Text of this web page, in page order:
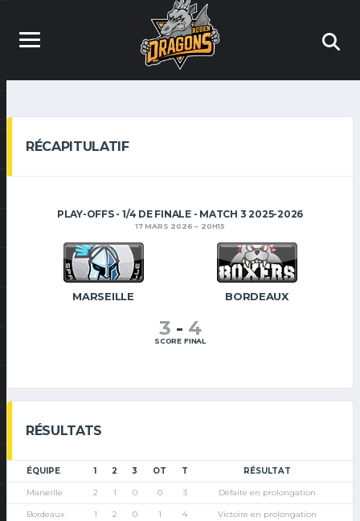
RÉCAPITULATIF
PLAY-OFFS - 1/4 DE FINALE - MATCH 3 2025-2026
17 MARS 2026 20H15
MARSEILLE BORDEAUX
3 - 4
SCORE FINAL
RÉSULTATS
ÉQUIPE 1 2 3 OT T RÉSULTAT
Marseille 2 1 0 0 3 Défaite en prolongation
Bordeaux 1 2 0 1 4 Victoire en prolongation